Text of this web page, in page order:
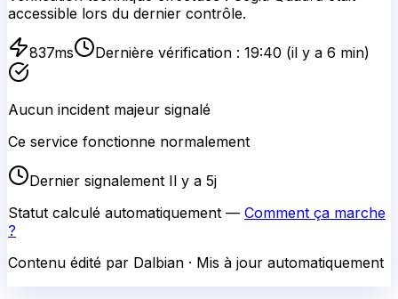
accessible lors du dernier contrôle.
837ms Dernière vérification : 19:40 (il y a 6 min)
Aucun incident majeur signalé
Ce service fonctionne normalement
Dernier signalement Il y a 5j
Statut calculé automatiquement — Comment ça marche
?
Contenu édité par Dalbian · Mis à jour automatiquement